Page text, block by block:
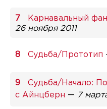
Карнавальный
26 ноября 2011
Судьба/Прототип
Судьба/Начало:
с Айнцберн — 7